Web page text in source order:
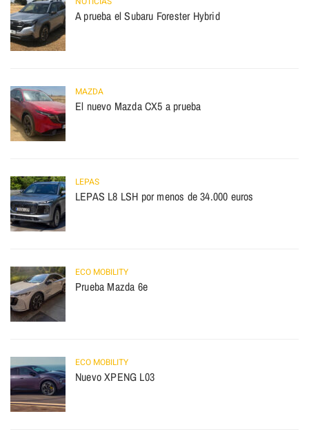
A prueba el Subaru Forester Hybrid
MAZDA
El nuevo Mazda CX5 a prueba
LEPAS
LEPAS L8 LSH por menos de 34.000 euros
ECO MOBILITY
Prueba Mazda 6e
ECO MOBILITY
Nuevo XPENG L03